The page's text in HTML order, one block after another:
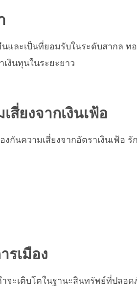
ละเป็นที่ยอมรับในระดับสากล ท
งินทุนในระยะยาว
สี่ยงจากเงินเฟ้อ
กันความเสี่ยงจากอัตราเงินเฟ้อ
รเมือง
ะเติบโตในฐานะสินทรัพย์ที่ปลอด